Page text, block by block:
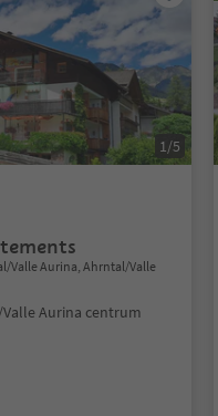
1/5
Valle Aurina, Ahrntal/Valle
Aurina centrum